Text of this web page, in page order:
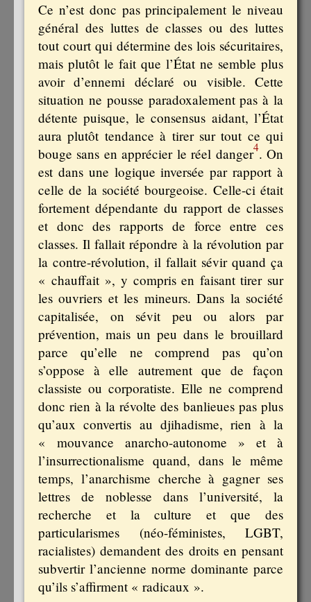
Ce n’est donc pas principalement le niveau
général des luttes de classes ou des luttes
tout court qui détermine des lois sécuritaires,
mais plutôt le fait que l’État ne semble plus
avoir d’ennemi déclaré ou visible. Cette
situation ne pousse paradoxalement pas à la
détente puisque, le consensus aidant, l’État
aura plutôt tendance à tirer sur tout ce qui
bouge sans en apprécier le réel danger4. On
est dans une logique inversée par rapport à
celle de la société bourgeoise. Celle-ci était
fortement dépendante du rapport de classes
et donc des rapports de force entre ces
classes. Il fallait répondre à la révolution par
la contre-révolution, il fallait sévir quand ça
« chauffait », y compris en faisant tirer sur
les ouvriers et les mineurs. Dans la société
capitalisée, on sévit peu ou alors par
prévention, mais un peu dans le brouillard
parce qu’elle ne comprend pas qu’on
s’oppose à elle autrement que de façon
classiste ou corporatiste. Elle ne comprend
donc rien à la révolte des banlieues pas plus
qu’aux convertis au djihadisme, rien à la
« mouvance anarcho-autonome » et à
l’insurrectionalisme quand, dans le même
temps, l’anarchisme cherche à gagner ses
lettres de noblesse dans l’université, la
recherche et la culture et que des
particularismes (néo-féministes, LGBT,
racialistes) demandent des droits en pensant
subvertir l’ancienne norme dominante parce
qu’ils s’affirment « radicaux ».